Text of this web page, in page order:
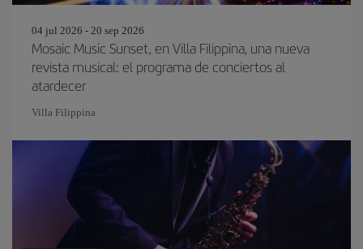
04 jul 2026 - 20 sep 2026
Mosaic Music Sunset, en Villa Filippina, una nueva
revista musical: el programa de conciertos al
atardecer
Villa Filippina